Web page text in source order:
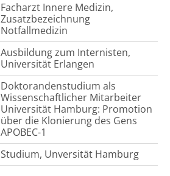
Facharzt Innere Medizin,
Zusatzbezeichnung
Notfallmedizin
Ausbildung zum Internisten,
Universität Erlangen
Doktorandenstudium als
Wissenschaftlicher Mitarbeiter
Universität Hamburg: Promotion
über die Klonierung des Gens
APOBEC-1
Studium, Unversität Hamburg